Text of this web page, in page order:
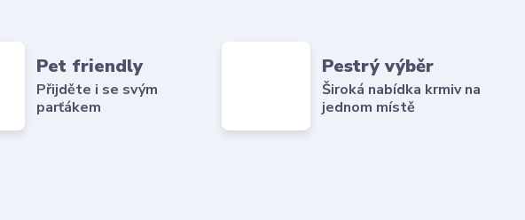
Pet friendly
Přijděte i se svým
parťákem
Pestrý výběr
Široká nabídka krmiv na
jednom místě